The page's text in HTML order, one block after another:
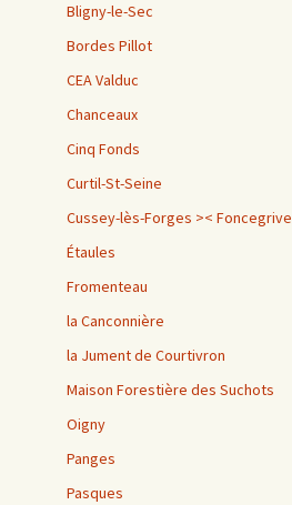
Bligny-le-Sec
Bordes Pillot
CEA Valduc
Chanceaux
Cinq Fonds
Curtil-St-Seine
Cussey-lès-Forges >< Foncegrive
Étaules
Fromenteau
la Canconnière
la Jument de Courtivron
Maison Forestière des Suchots
Oigny
Panges
Pasques